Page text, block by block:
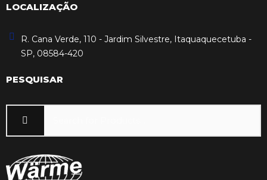
LOCALIZAÇÃO
R. Cana Verde, 110 - Jardim Silvestre, Itaquaquecetuba -
SP, 08584-420
PESQUISAR